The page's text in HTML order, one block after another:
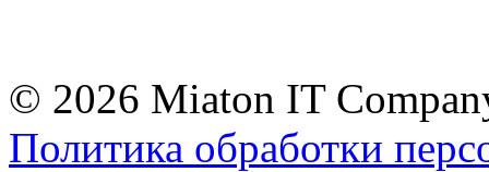
© 2026 Miaton IT
Политика обработки